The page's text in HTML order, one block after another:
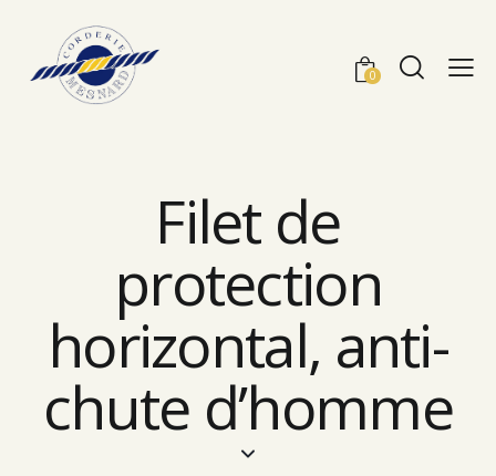
0
Filet de
protection
horizontal, anti-
chute d’homme